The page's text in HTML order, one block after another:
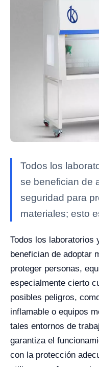
Todos los
se benefician de
seguridad para
materiales; esto
Todos los laboratorios
benefician de adoptar
proteger personas,
especialmente cierto
posibles peligros,
inflamable o equipos
tales entornos de
garantiza el
con la protección